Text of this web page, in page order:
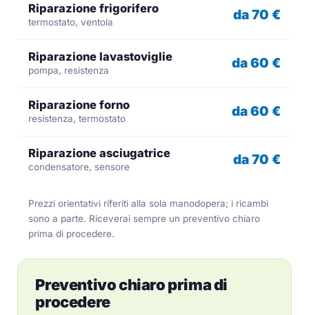
Riparazione frigorifero
termostato, ventola da 70 €
Riparazione lavastoviglie
pompa, resistenza da 60 €
Riparazione forno
resistenza, termostato da 60 €
Riparazione asciugatrice
condensatore, sensore da 70 €
Prezzi orientativi riferiti alla sola manodopera; i ricambi
sono a parte. Riceverai sempre un preventivo chiaro
prima di procedere.
Preventivo chiaro prima di
procedere